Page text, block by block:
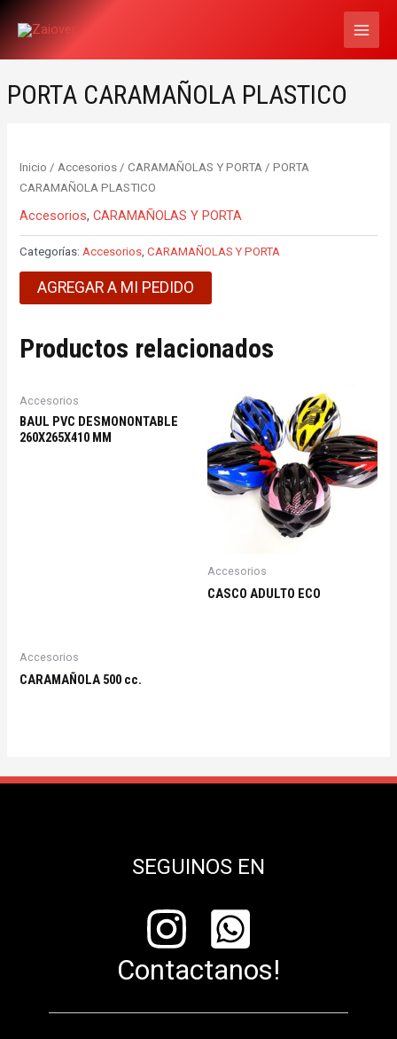
PORTA CARAMAÑOLA PLASTICO
Inicio / Accesorios /CARAMAÑOLAS Y PORTA / PORTA
CARAMAÑOLA PLASTICO
Accesorios,CARAMAÑOLAS Y PORTA
Categorías:Accesorios,CARAMAÑOLAS Y PORTA
AGREGAR A MI PEDIDO
Productos relacionados
Accesorios
BAUL PVC DESMONONTABLE
260X265X410 MM
Accesorios
CASCO ADULTO ECO
Accesorios
CARAMAÑOLA 500 cc.
SEGUINOS EN
Contactanos!